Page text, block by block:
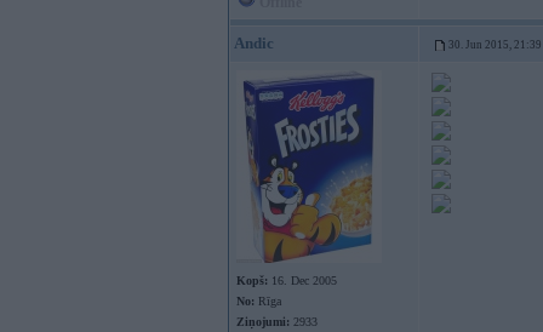
Andic 30. Jun 2015, 21:39
Kopš: 16. Dec 2005
No: Rīga
Ziņojumi: 2933